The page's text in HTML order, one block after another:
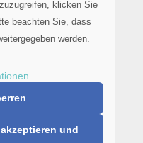
klicken Sie
beachten Sie, dass
werden.
und